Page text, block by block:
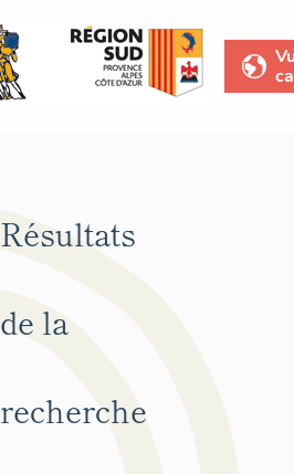
Résultats
de la
recherche